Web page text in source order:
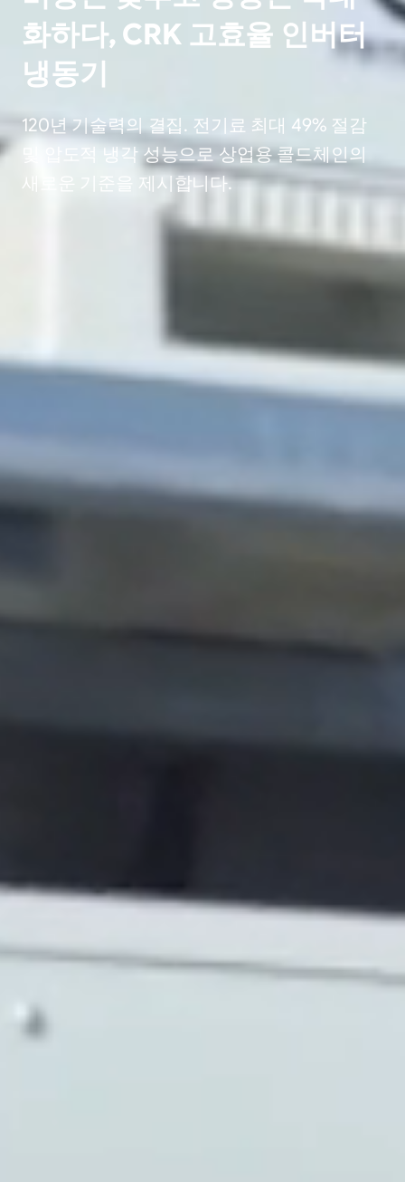
화하다, CRK 고효율 인버터
냉동기
120년 기술력의 결집. 전기료 최대 49% 절감
및 압도적 냉각 성능으로 상업용 콜드체인의
새로운 기준을 제시합니다.